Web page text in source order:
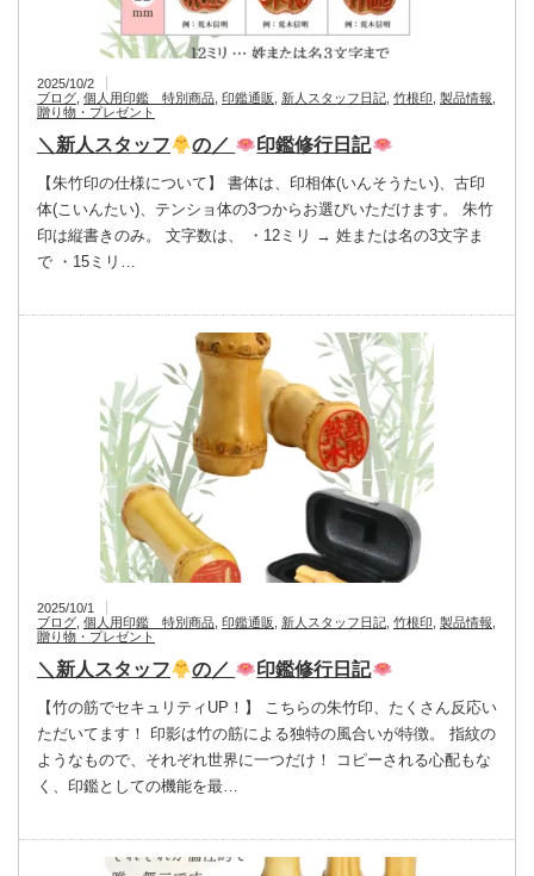
2025/10/2
ブログ 個人用印鑑 特別商品 印鑑通販 新人スタッフ日記 竹根印 製品情報
贈り物・プレゼント
＼新人スタッフ の／ 印鑑修行日記
【朱竹印の仕様について】 書体は、印相体(いんそうたい)、古印
体(こいんたい)、テンショ体の3つからお選びいただけます。 朱竹
印は縦書きのみ。 文字数は、 ・12ミリ → 姓または名の3文字ま
で ・15ミリ…
2025/10/1
ブログ 個人用印鑑 特別商品 印鑑通販 新人スタッフ日記 竹根印 製品情報
贈り物・プレゼント
＼新人スタッフ の／ 印鑑修行日記
【竹の筋でセキュリティUP！】 こちらの朱竹印、たくさん反応い
ただいてます！ 印影は竹の筋による独特の風合いが特徴。 指紋の
ようなもので、それぞれ世界に一つだけ！ コピーされる心配もな
く、印鑑としての機能を最…